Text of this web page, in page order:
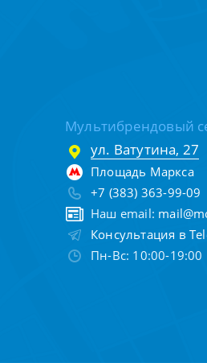
Мультибрендовый
ул. Ватутина, 27
Площадь Маркса
+7 (383) 363-99-09
Наш email:
Консультация в
Пн-Вс: 10:00-19:00